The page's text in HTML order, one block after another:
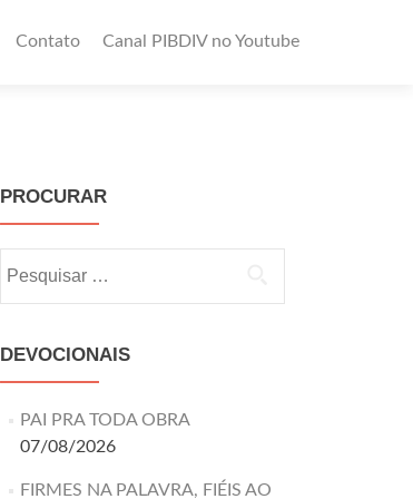
Contato Canal PIBDIV no Youtube
PROCURAR
DEVOCIONAIS
PAI PRA TODA OBRA
07/08/2026
FIRMES NA PALAVRA, FIÉIS AO